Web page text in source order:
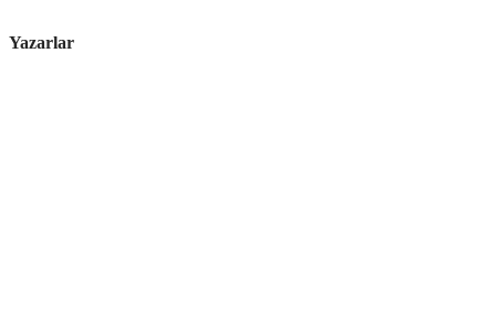
Yazarlar